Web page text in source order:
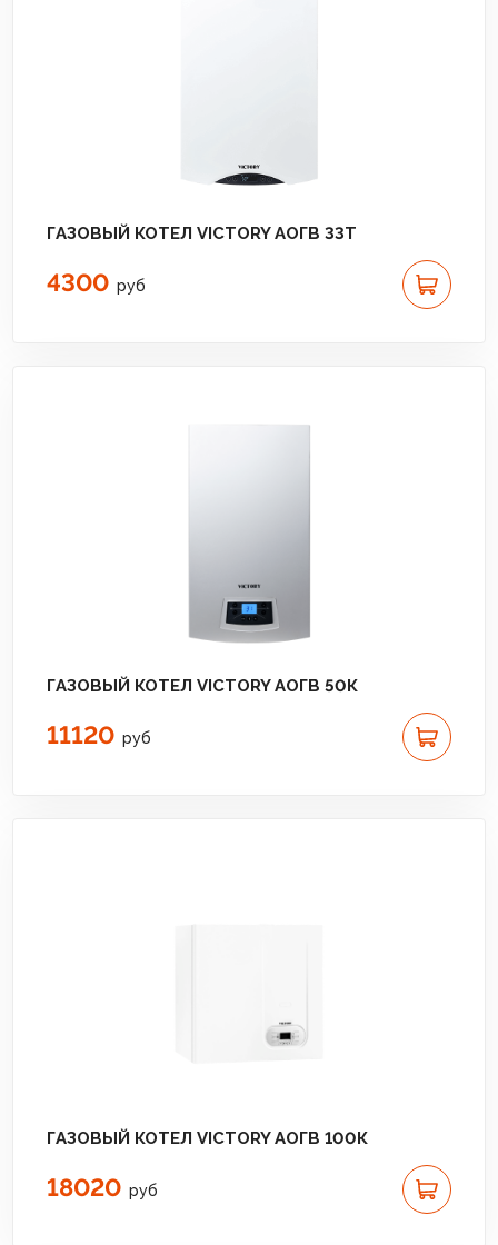
ГАЗОВЫЙ КОТЕЛ VICTORY АОГВ 33T
4300 руб
ГАЗОВЫЙ КОТЕЛ VICTORY АОГВ 50К
11120 руб
ГАЗОВЫЙ КОТЕЛ VICTORY АОГВ 100К
18020 руб